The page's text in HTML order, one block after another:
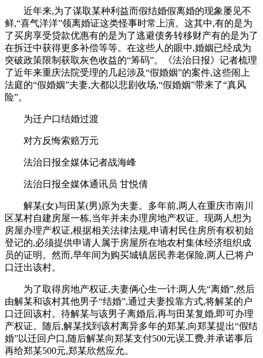
近年来,为了谋取某种利益而假结婚假离婚的现象屡见不
鲜,“喜气洋洋”领离婚证这类怪事时常上演。这其中,有的是为
了买房享受贷款优惠有的是为了逃避债务转移财产有的是为了
在拆迁中获得更多补偿等等。在这些人的眼中,婚姻已经成为
突破政策限制获取灰色收益的“筹码”。《法治日报》记者梳理
了近年来重庆法院受理的几起涉及“假婚姻”的案件,这些闹上
法庭的“假婚姻”夫妻,大都以悲剧收场,“假婚姻”带来了“真风
险”。
为迁户口结婚过渡
对方反悔索赔万元
法治日报全媒体记者战海峰
法治日报全媒体通讯员 甘悦倩
解某(女)与田某(男)原为夫妻。多年前,两人在重庆市南川
区某村自建房屋一栋,当年并未办理房地产权证。现两人想为
房屋办理产权证,根据相关法律法规,申请村民住房所有权初始
登记的,必须提供申请人属于房屋所在地农村集体经济组织成
员的证明。然而,早年间为购买城镇居民养老保险,两人已将户
口迁出该村。
为了取得房地产权证,夫妻俩心生一计:两人先“离婚”,然后
由解某和该村其他男子“结婚”,通过夫妻投靠方式,将解某的户
口迁回该村。待解某与该男子离婚后,再与田某复婚,即可办理
产权证。随后,解某找到该村离异多年的郑某,向郑某提出“假结
婚”以迁回户口,随后解某向郑某支付500元误工费,并承诺事后
再给郑某500元,郑某欣然应允。